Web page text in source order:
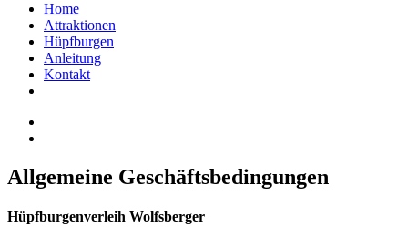
Home
Attraktionen
Hüpfburgen
Anleitung
Kontakt
Allgemeine Geschäftsbedingungen
Hüpfburgenverleih Wolfsberger